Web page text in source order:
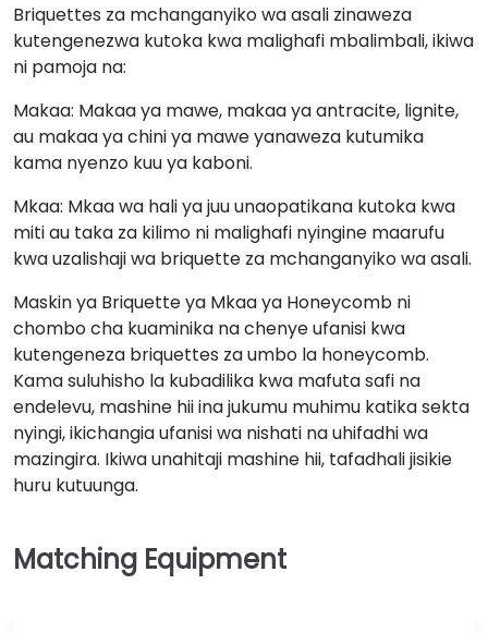
Briquettes za mchanganyiko wa asali zinaweza
kutengenezwa kutoka kwa malighafi mbalimbali, ikiwa
ni pamoja na:
Makaa: Makaa ya mawe, makaa ya antracite, lignite,
au makaa ya chini ya mawe yanaweza kutumika
kama nyenzo kuu ya kaboni.
Mkaa: Mkaa wa hali ya juu unaopatikana kutoka kwa
miti au taka za kilimo ni malighafi nyingine maarufu
kwa uzalishaji wa briquette za mchanganyiko wa asali.
Maskin ya Briquette ya Mkaa ya Honeycomb ni
chombo cha kuaminika na chenye ufanisi kwa
kutengeneza briquettes za umbo la honeycomb.
Kama suluhisho la kubadilika kwa mafuta safi na
endelevu, mashine hii ina jukumu muhimu katika sekta
nyingi, ikichangia ufanisi wa nishati na uhifadhi wa
mazingira. Ikiwa unahitaji mashine hii, tafadhali jisikie
huru kutuunga.